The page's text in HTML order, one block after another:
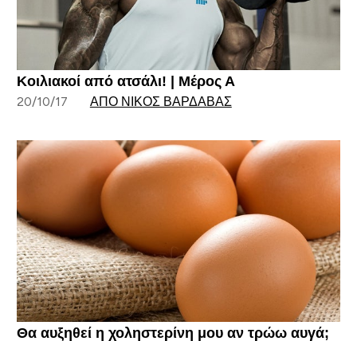
Κοιλιακοί από ατσάλι! | Μέρος Α
20/10/17 ΑΠΌ ΝΊΚΟΣ ΒΑΡΔΑΒΆΣ
Θα αυξηθεί η χοληστερίνη μου αν τρώω αυγά;